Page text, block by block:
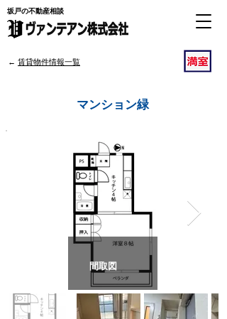
坂戸の不動産相談
​← 賃貸物件情報一覧
マンション緑
間取図